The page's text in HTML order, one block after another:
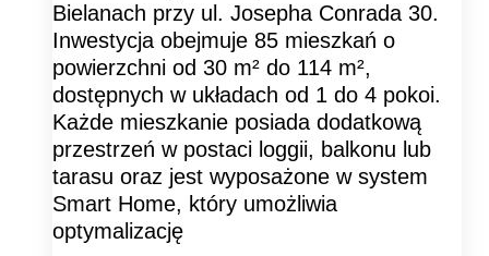
Bielanach przy ul. Josepha Conrada 30.
Inwestycja obejmuje 85 mieszkań o
powierzchni od 30 m² do 114 m²,
dostępnych w układach od 1 do 4 pokoi.
Każde mieszkanie posiada dodatkową
przestrzeń w postaci loggii, balkonu lub
tarasu oraz jest wyposażone w system
Smart Home, który umożliwia
optymalizację